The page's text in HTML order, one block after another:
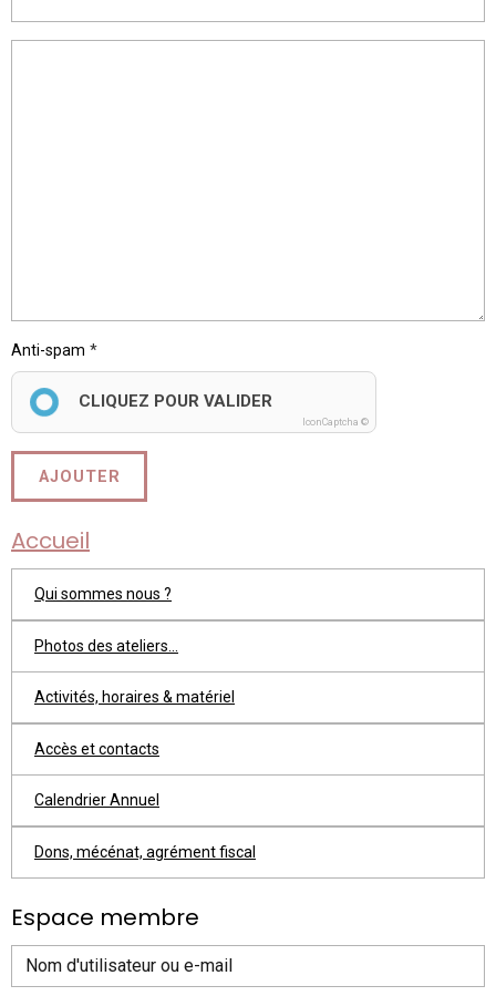
Anti-spam
CLIQUEZ POUR VALIDER
IconCaptcha ©
AJOUTER
Accueil
Qui sommes nous ?
Photos des ateliers...
Activités, horaires & matériel
Accès et contacts
Calendrier Annuel
Dons, mécénat, agrément fiscal
Espace membre